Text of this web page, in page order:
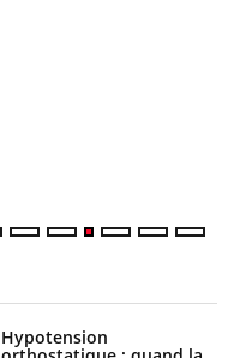
Hypotension